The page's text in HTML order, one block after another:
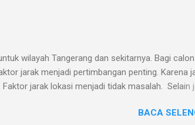
Suku cadang lengkap dan asli Layanan
wilayah Tangerang dan sekitarnya. Bagi
jarak menjadi pertimbangan penting. Karena
jarak lokasi menjadi tidak masalah. Selain
pun mereka berada. Kami juga melayani same
BACA